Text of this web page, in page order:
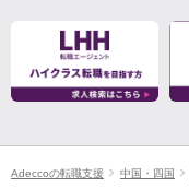
Adeccoの転職支援 中国・四国